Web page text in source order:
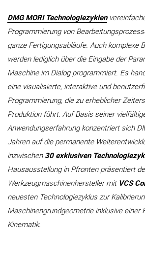
DMG MORI Technologiezyklen
Programmierung von
ganze Fertigungsabläufe. Auch komplexe
werden lediglich über die Eingabe der
Maschine im Dialog programmiert. Es
eine visualisierte, interaktive und
Programmierung, die zu erheblicher
Produktion führt. Auf Basis seiner
Anwendungserfahrung konzentriert sich
Jahren auf die permanente
inzwischen 30 exklusiven
Hausausstellung in Pfronten präsentiert
Werkzeugmaschinenhersteller mit VCS
neuesten Technologie­zyklus zur
Maschinengrundgeometrie inklusive einer
Kinematik.